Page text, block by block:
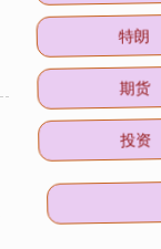
特朗
期货
投资